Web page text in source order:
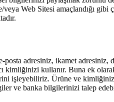
Web Sitesi amaçlandığı gibi
posta adresiniz, ikamet
kimliğinizi kullanır. Buna ek
işleyebiliriz. Ürüne ve
ve banka bilgilerinizi talep